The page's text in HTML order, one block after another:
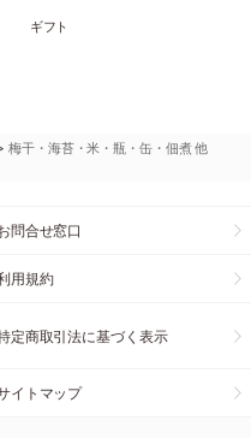
ギフト
梅干・海苔・米・瓶・缶・佃煮 他
問合せ窓口
用規約
定商取引法に基づく表示
イトマップ